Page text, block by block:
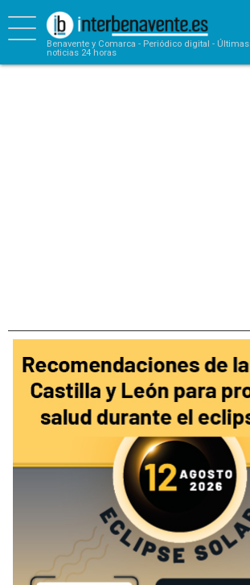
Benavente y Comarca - Periódico digital - Últimas
noticias 24 horas